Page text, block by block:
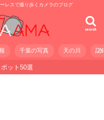
レスで撮り歩くカメラのブログ
search
千葉の写真 天の川 記
ット50選